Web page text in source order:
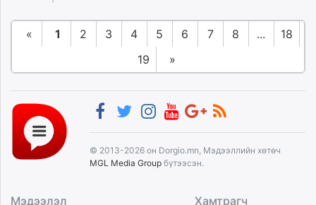
« 1 2 3 4 5 6 7 8 ...
18
19
»
© 2013-2026 он Dorgio.mn, Мэдээллийн хөтөч
MGL Media Group бүтээсэн.
Мэдээлэл Хамтрагч